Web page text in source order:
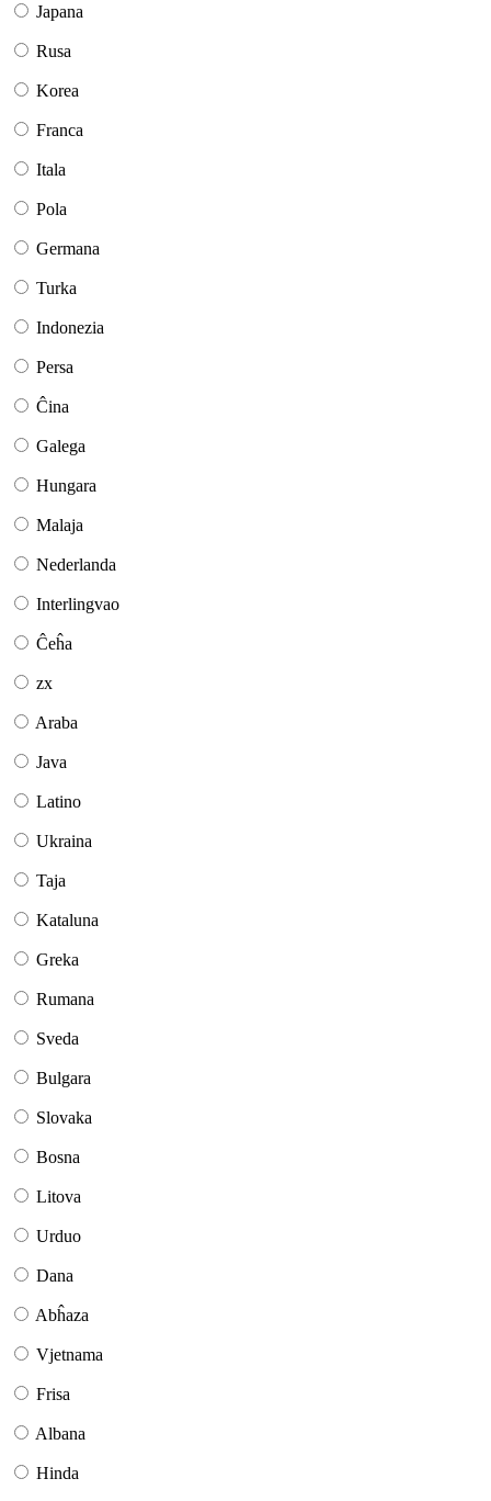
Japana
Rusa
Korea
Franca
Itala
Pola
Germana
Turka
Indonezia
Persa
Ĉina
Galega
Hungara
Malaja
Nederlanda
Interlingvao
Ĉeĥa
zx
Araba
Java
Latino
Ukraina
Taja
Kataluna
Greka
Rumana
Sveda
Bulgara
Slovaka
Bosna
Litova
Urduo
Dana
Abĥaza
Vjetnama
Frisa
Albana
Hinda